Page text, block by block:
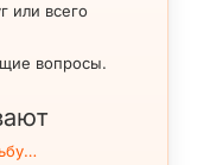
или всего
вопросы.